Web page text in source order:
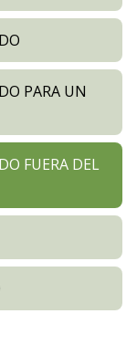
PARA UN
FUERA DEL